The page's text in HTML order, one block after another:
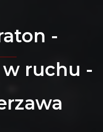
-
ruchu -